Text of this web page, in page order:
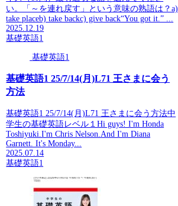
い。「～を連れ戻す」という意味の熟語は？a)
take placeb) take backc) give back“You got it.” ...
2025.12.19
基礎英語1
基礎英語1
基礎英語1 25/7/14(月)L71 王さまに会う
方法
基礎英語1 25/7/14(月)L71 王さまに会う方法中
学生の基礎英語レベル１Hi guys! I'm Honda
Toshiyuki.I'm Chris Nelson.And I'm Diana
Garnett. It's Monday...
2025.07.14
基礎英語1